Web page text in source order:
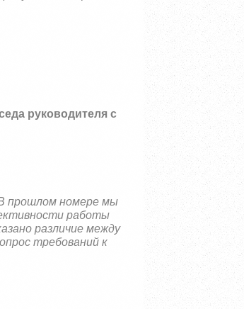
руководителя с
прошлом номере мы
работы
различие между
требований к